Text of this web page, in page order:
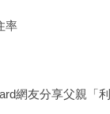
率
網友分享父親「